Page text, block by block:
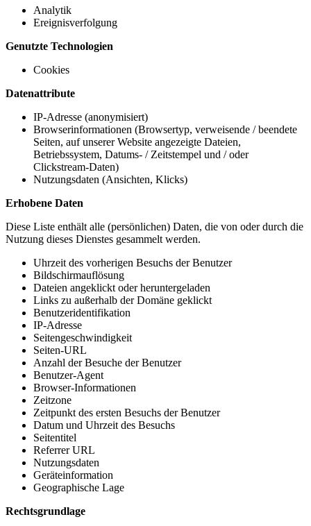
Analytik
Ereignisverfolgung
Genutzte Technologien
Cookies
Datenattribute
IP-Adresse (anonymisiert)
Browserinformationen (Browsertyp, verweisende / beendete
Seiten, auf unserer Website angezeigte Dateien,
Betriebssystem, Datums- / Zeitstempel und / oder
Clickstream-Daten)
Nutzungsdaten (Ansichten, Klicks)
Erhobene Daten
Diese Liste enthält alle (persönlichen) Daten, die von oder durch die
Nutzung dieses Dienstes gesammelt werden.
Uhrzeit des vorherigen Besuchs der Benutzer
Bildschirmauflösung
Dateien angeklickt oder heruntergeladen
Links zu außerhalb der Domäne geklickt
Benutzeridentifikation
IP-Adresse
Seitengeschwindigkeit
Seiten-URL
Anzahl der Besuche der Benutzer
Benutzer-Agent
Browser-Informationen
Zeitzone
Zeitpunkt des ersten Besuchs der Benutzer
Datum und Uhrzeit des Besuchs
Seitentitel
Referrer URL
Nutzungsdaten
Geräteinformation
Geographische Lage
Rechtsgrundlage